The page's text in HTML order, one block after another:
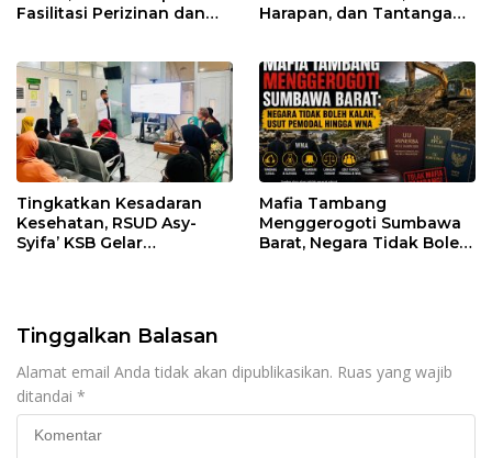
Fasilitasi Perizinan dan
Harapan, dan Tantangan
Tingkatkan Kesadaran
Kesehatan, RSUD Asy-
Syifa’ KSB Gelar
Mafia Tambang
Menggerogoti Sumbawa
Barat, Negara Tidak Boleh
Tinggalkan Balasan
Alamat email Anda tidak akan dipublikasikan. Ruas yang wajib
ditandai *